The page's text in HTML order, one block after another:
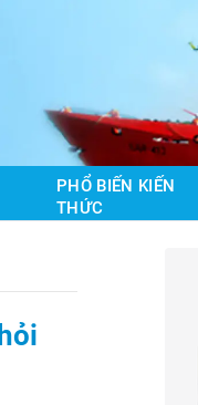
PHỔ BIẾN KIẾN
THỨC